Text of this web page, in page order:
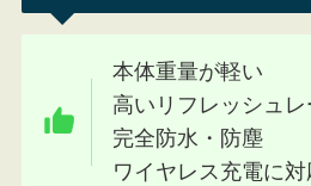
本体重量が軽い
高いリフレッシュレ
完全防水・防塵
ワイヤレス充電に対